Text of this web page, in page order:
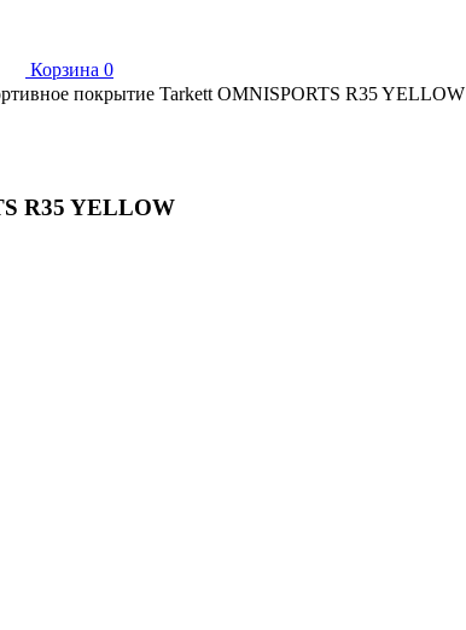
Корзина 0
покрытие Tarkett OMNISPORTS R35 YELLOW
R35 YELLOW